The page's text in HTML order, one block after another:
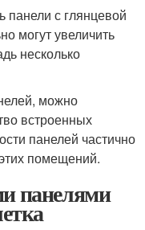
с глянцевой
могут увеличить
несколько
можно
встроенных
панелей частично
помещений.
панелями